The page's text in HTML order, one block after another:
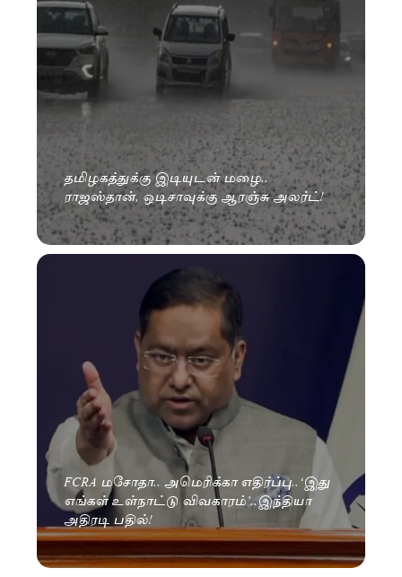
தமிழகத்துக்கு இடியுடன் மழை..
ராஜஸ்தான், ஒடிசாவுக்கு ஆரஞ்சு அலர்ட்!
FCRA மசோதா.. அமெரிக்கா எதிர்ப்பு..‘இது
எங்கள் உள்நாட்டு விவகாரம்’..இந்தியா
அதிரடி பதில்!